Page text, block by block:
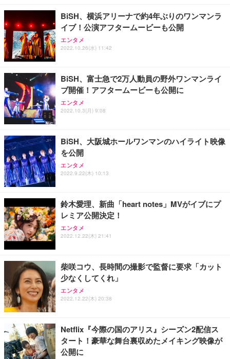
務用 おしゃれ パソコンチェア (ブラック)
Sezlife オフィスチェア デスクチェア 疲れない テレ
ワーク チェア 強化バックレスト 30度ロッキング機
能 人間工学 椅子 腰サポート 90度跳ね上げ式アーム
務用 おしゃれ パソコンチェア (ホワイト)
ANDWINT オフィスチェア デスクチェア 肘なし メ
ッシュ 通気性 ランバーサポート付き 腰サポート ガ
ス圧無段階昇降 360度回転 キャスター付き コンパク
【整備済み品】Dell E2724HS 27インチ 液晶モニタ
ー フルHD（1920×1080）VA 非光沢 HDMI/DisplayP
ort/VGA スピーカー内蔵 高さ調整 スイベル VESA対
【MiniLED/24.5inch/280Hz/FHD】GRAPHT THE S
HOOTER Gaming Monitor 24” Essential ゲーミン
グモニター QD 24.5インチ 1ms FHD 量子ドット 残
Smart Basic(スマートベーシック) 【Amazon.co.jp
限定】 Smart Basic アイリスオーヤマ ペットシーツ
超厚型 お徳用 ワイド 100枚入 (x 1) (ケース販売)
アイリスオーヤマ ペットシーツ 超厚型 お徳用 レギ
ュラー 200枚入【Amazon.co.jp限定】
BiSH、横浜アリーナで約4年ぶりのワンマンラ
イブ！公演アフタームービーも公開
エンタメ
2022.10.26(水) 11:42
BiSH、富士急で2万人動員の野外ワンマンライ
ブ開催！アフタームービーも公開に
エンタメ
2022.10.3(月) 9:08
BiSH、大阪城ホールワンマンのハイライト映像
を公開
エンタメ
2022.9.22(木) 10:13
鈴木愛理、新曲「heart notes」MVがイブにプ
レミア公開決定！
エンタメ
2022.12.22(木) 21:41
柴咲コウ、長時間の撮影で監督に要求「カット
少なくしてくれ」
エンタメ
2022.12.22(木) 20:38
Netflix『今際の国のアリス』シーズン2配信ス
タート！豪華な舞台裏収めたメイキング映像が
公開に